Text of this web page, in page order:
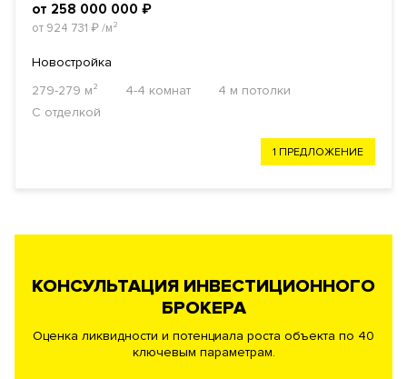
от 258 000 000 ₽
от 924 731 ₽/м²
Новостройка
279-279 м²
4-4 комнат
4 м потолки
С отделкой
1 ПРЕДЛОЖЕНИЕ
КОНСУЛЬТАЦИЯ ИНВЕСТИЦИОННОГО
БРОКЕРА
Оценка ликвидности и потенциала роста объекта по 40
ключевым параметрам.